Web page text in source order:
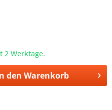
2 Werktage.
den Warenkorb